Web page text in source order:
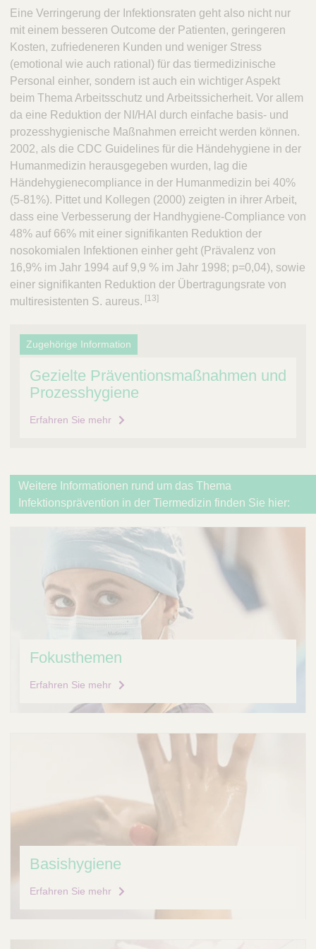
Eine Verringerung der Infektionsraten geht also nicht nur
mit einem besseren Outcome der Patienten, geringeren
Kosten, zufriedeneren Kunden und weniger Stress
(emotional wie auch rational) für das tiermedizinische
Personal einher, sondern ist auch ein wichtiger Aspekt
beim Thema Arbeitsschutz und Arbeitssicherheit. Vor allem
da eine Reduktion der NI/HAI durch einfache basis- und
prozesshygienische Maßnahmen erreicht werden können.
2002, als die CDC Guidelines für die Händehygiene in der
Humanmedizin herausgegeben wurden, lag die
Händehygienecompliance in der Humanmedizin bei 40%
(5-81%). Pittet und Kollegen (2000) zeigten in ihrer Arbeit,
dass eine Verbesserung der Handhygiene-Compliance von
48% auf 66% mit einer signifikanten Reduktion der
nosokomialen Infektionen einher geht (Prävalenz von
16,9% im Jahr 1994 auf 9,9 % im Jahr 1998; p=0,04), sowie
einer signifikanten Reduktion der Übertragungsrate von
multiresistenten S. aureus. ​[13]
Zugehörige Information
Gezielte Präventionsmaßnahmen und
Prozesshygiene
Erfahren Sie mehr
Weitere Informationen rund um das Thema
Infektionsprävention in der Tiermedizin finden Sie hier:
Fokusthemen
Erfahren Sie mehr
Basishygiene
Erfahren Sie mehr